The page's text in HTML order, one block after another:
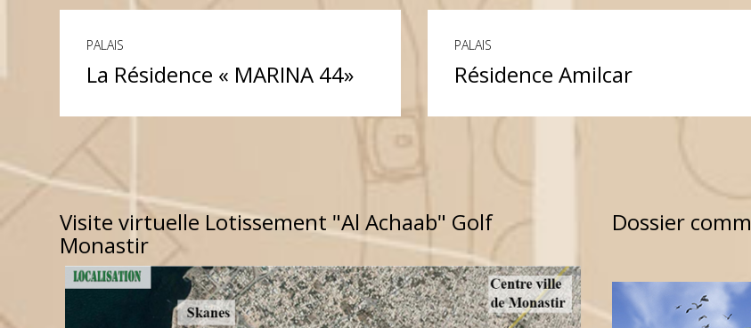
PALAIS
La Résidence « MARINA 44»
PALAIS
Résidence Amilcar
Visite virtuelle Lotissement "Al Achaab" Golf
Monastir
Dossier